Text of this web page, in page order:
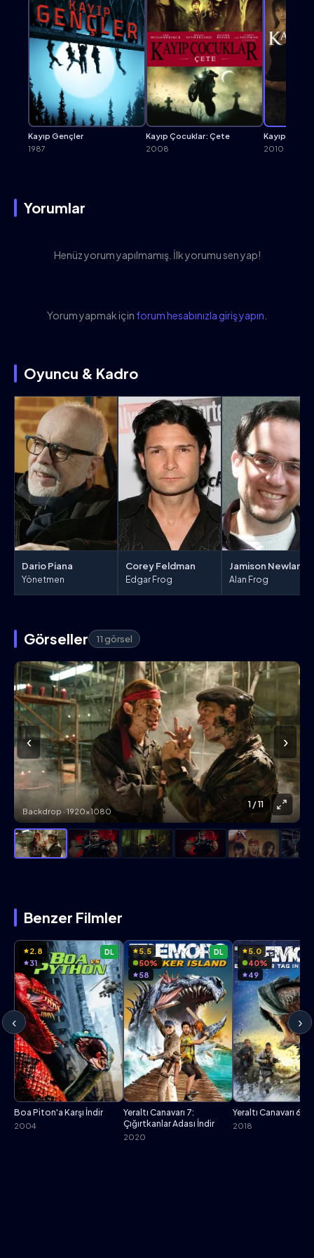
Kayıp Gençler
1987
Kayıp Çocuklar: Çete
2008
Kayıp
2010
Yorumlar
Henüz yorum yapılmamış. İlk yorumu sen yap!
Yorum yapmak için forum hesabınızla giriş yapın
Oyuncu & Kadro
Dario Piana
Yönetmen
Corey Feldman
Edgar Frog Alan Frog
Görseller 11 görsel
‹
Backdrop · 1920×1080
›
1 / 11
Benzer Filmler
‹
DL
2.8
31
Boa Piton'a Karşı İndir
2004
DL
5.5
50%
58
Yeraltı Canavarı 7:
Çığırtkanlar Adası İndir
2020
5.0
40%
49
Yeraltı Canavarı 6
2018
›